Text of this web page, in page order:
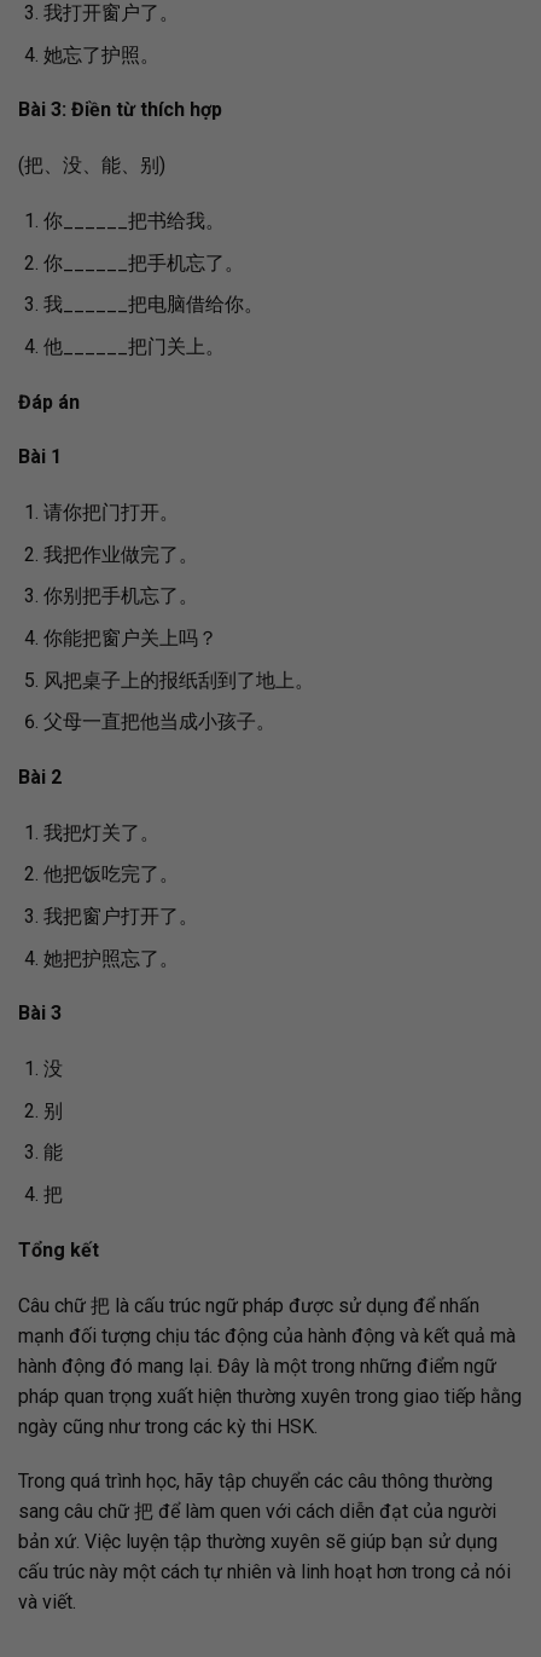
我打开窗户了。
她忘了护照。
Bài 3: Điền từ thích hợp
(把、没、能、别)
你______把书给我。
你______把手机忘了。
我______把电脑借给你。
他______把门关上。
Đáp án
Bài 1
请你把门打开。
我把作业做完了。
你别把手机忘了。
你能把窗户关上吗？
风把桌子上的报纸刮到了地上。
父母一直把他当成小孩子。
Bài 2
我把灯关了。
他把饭吃完了。
我把窗户打开了。
她把护照忘了。
Bài 3
没
别
能
把
Tổng kết
Câu chữ 把 là cấu trúc ngữ pháp được sử dụng để nhấn
mạnh đối tượng chịu tác động của hành động và kết quả mà
hành động đó mang lại. Đây là một trong những điểm ngữ
pháp quan trọng xuất hiện thường xuyên trong giao tiếp hằng
ngày cũng như trong các kỳ thi HSK.
Trong quá trình học, hãy tập chuyển các câu thông thường
sang câu chữ 把 để làm quen với cách diễn đạt của người
bản xứ. Việc luyện tập thường xuyên sẽ giúp bạn sử dụng
cấu trúc này một cách tự nhiên và linh hoạt hơn trong cả nói
và viết.